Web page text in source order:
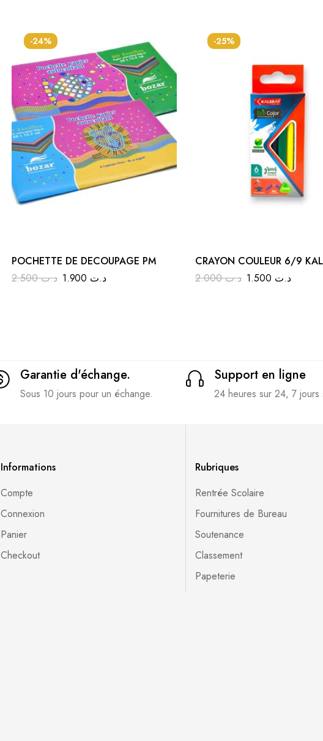
-24%
POCHETTE DE DECOUPAGE PM
د.ت2.500 د.ت
-25%
CRAYON COULEUR 6/9
د.ت2.000 د.ت
Garantie d'échange.
Sous 10 jours pour un échange.
Support en ligne
24 heures sur 24, 7 jours
Informations
Compte
Connexion
Panier
Checkout
Rubriques
Rentrée Scolaire
Fournitures de Bureau
Soutenance
Classement
Papeterie